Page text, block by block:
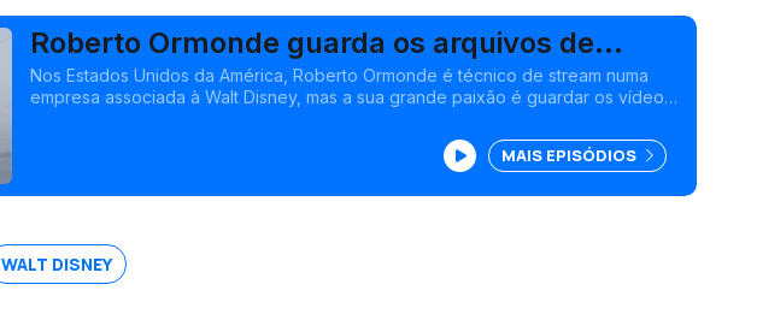
Roberto Ormonde guarda os arquivos de
danças portuguesas
Nos Estados Unidos da América, Roberto Ormonde é técnico de stream numa
empresa associada à Walt Disney, mas a sua grande paixão é guardar os vídeos
MAIS EPISÓDIOS
WALT DISNEY